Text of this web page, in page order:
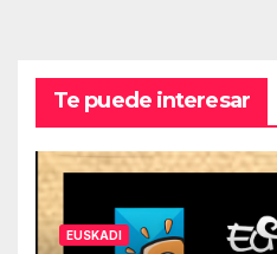
Te puede interesar
EUSKADI